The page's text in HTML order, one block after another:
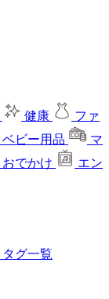
健康
ファ
ベビー用品
マ
おでかけ
エン
タグ一覧